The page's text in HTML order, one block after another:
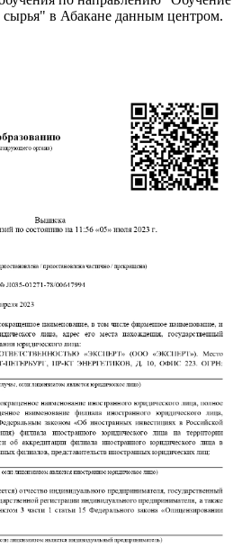
сырья" в Абакане данным центром.